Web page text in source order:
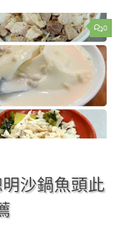
0
沙鍋魚頭此